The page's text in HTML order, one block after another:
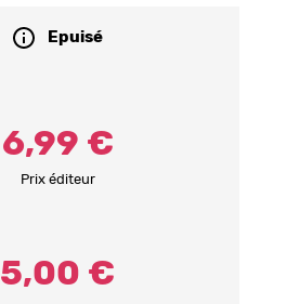
Epuisé
Prix éditeur
6,99 €
5,00 €